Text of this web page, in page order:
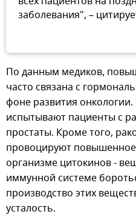
заболевания", –
По данным медиков,
часто связана с
фоне развития
испытывают пациенты с
простаты. Кроме того,
провоцируют
организме цитокинов -
иммунной системе
производство этих
усталость.